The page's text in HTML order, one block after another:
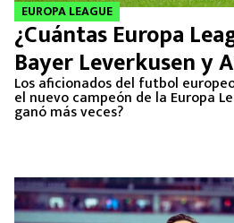
EUROPA LEAGUE
¿Cuántas Europa
Bayer Leverkusen y
Los aficionados del futbol
el nuevo campeón de la Europa
ganó más veces?